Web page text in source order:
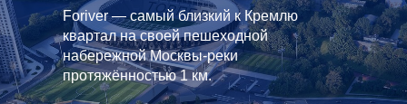
Foriver — самый близкий к Кремлю
квартал на своей пешеходной
набережной Москвы-реки
протяжённостью 1 км.